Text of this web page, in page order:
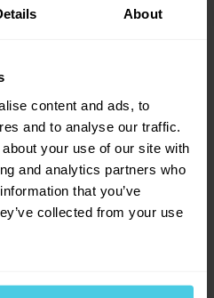
About
content and ads, to
and to analyse our traffic.
your use of our site with
and analytics partners who
that you’ve
collected from your use
,545 mla700 ml.
je konvička 285ml vysoká,
e-mailovou
jen, když bude o